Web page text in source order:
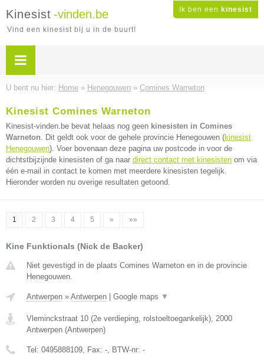
Ik ben een kinesist
Kinesist -vinden.be
Vind een kinesist bij u in de buurt!
U bent nu hier: Home » Henegouwen » Comines Warneton
Kinesist Comines Warneton
Kinesist-vinden.be bevat helaas nog geen kinesisten in Comines
Warneton. Dit geldt ook voor de gehele provincie Henegouwen (kinesist
Henegouwen). Voer bovenaan deze pagina uw postcode in voor de
dichtstbijzijnde kinesisten of ga naar direct contact met kinesisten om via
één e-mail in contact te komen met meerdere kinesisten tegelijk.
Hieronder worden nu overige resultaten getoond.
1 2 3 4 5 » »»
Kine Funktionals (Nick de Backer)
Niet gevestigd in de plaats Comines Warneton en in de provincie
Henegouwen.
Antwerpen » Antwerpen Google maps ▼
Vleminckstraat 10 (2e verdieping, rolstoeltoegankelijk), 2000
Antwerpen (Antwerpen)
Tel: 0495888109, Fax: -, BTW-nr: -